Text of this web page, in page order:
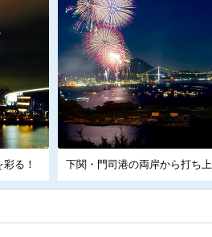
る！ 下関・門司港の両岸から打ち